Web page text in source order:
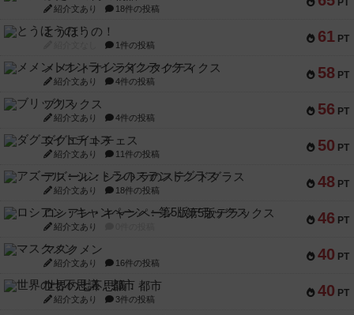
PT
紹介文あり 18件の投稿
61 PT
とうほうの！
1件の投稿
58 PT
メメントオンラインタクティクス
紹介文あり 4件の投稿
56 PT
ブリックス
紹介文あり 4件の投稿
50 PT
ダグエイトチェス
紹介文あり 11件の投稿
48 PT
アズール：シントラのステンドグラス
紹介文あり 18件の投稿
46 PT
ロシアン・キャンペーン：第5版デラックス
紹介文あり
40 PT
マスクメン
紹介文あり 16件の投稿
40 PT
世界の七不思議：都市
紹介文あり 3件の投稿